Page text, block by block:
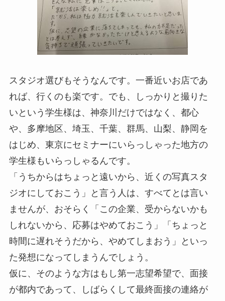
スタジオ選びもそうなんです。一番近いお店であ
れば、行くのも楽です。でも、しっかりと撮りた
いという学生様は、神奈川だけではなく、都心
や、多摩地区、埼玉、千葉、群馬、山梨、静岡を
はじめ、東京にセミナーにいらっしゃった地方の
学生様もいらっしゃるんです。
「うちからはちょっと遠いから、近くの写真スタ
ジオにしておこう」と言う人は、すべてとは言い
ませんが、おそらく「この企業、受からないかも
しれないから、応募はやめておこう」「ちょっと
時間に遅れそうだから、やめてしまおう」といっ
た発想になってしまうんでしょう。
仮に、そのような方はもし第一志望希望で、面接
が都内であって、しばらくして最終面接の連絡が